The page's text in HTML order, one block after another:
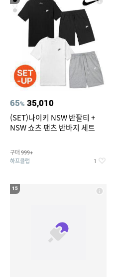
65% 35,010
(SET)나이키 NSW 반팔티 +
NSW 쇼츠 팬츠 반바지 세트
구매 999+
하프클럽 1
15